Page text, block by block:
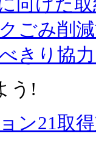
ごみ削
きり協
う!
ン21取